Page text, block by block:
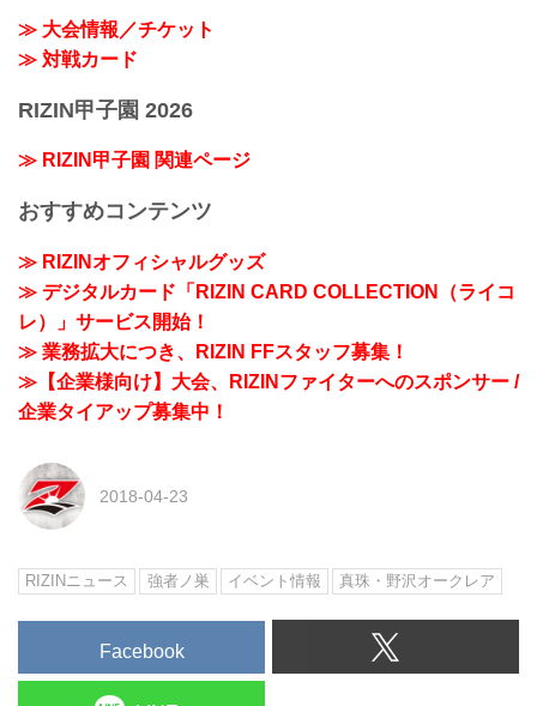
≫ 大会情報／チケット
≫ 対戦カード
RIZIN甲子園 2026
≫ RIZIN甲子園 関連ページ
おすすめコンテンツ
≫ RIZINオフィシャルグッズ
≫ デジタルカード「RIZIN CARD COLLECTION（ライコ
レ）」サービス開始！
≫ 業務拡大につき、RIZIN FFスタッフ募集！
≫【企業様向け】大会、RIZINファイターへのスポンサー /
企業タイアップ募集中！
2018-04-23
RIZINニュース 強者ノ巣 イベント情報 真珠・野沢オークレア
Facebook